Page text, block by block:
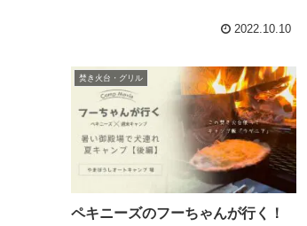
2022.10.10
焚き火台・グリル
ペキニーズのフーちゃんが行く！